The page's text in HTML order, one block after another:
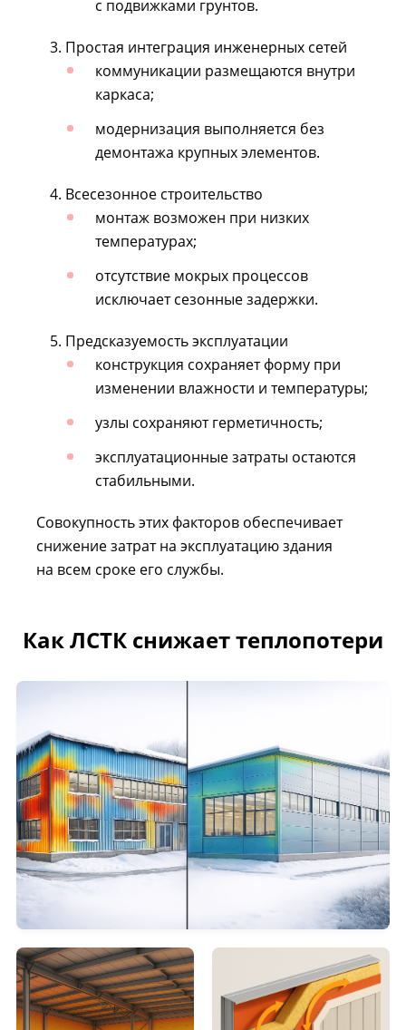
с подвижками грунтов.
Простая интеграция инженерных сетей
коммуникации размещаются внутри
каркаса;
модернизация выполняется без
демонтажа крупных элементов.
Всесезонное строительство
монтаж возможен при низких
температурах;
отсутствие мокрых процессов
исключает сезонные задержки.
Предсказуемость эксплуатации
конструкция сохраняет форму при
изменении влажности и температуры;
узлы сохраняют герметичность;
эксплуатационные затраты остаются
стабильными.
Совокупность этих факторов обеспечивает
снижение затрат на эксплуатацию здания
на всем сроке его службы.
Как ЛСТК снижает теплопотери